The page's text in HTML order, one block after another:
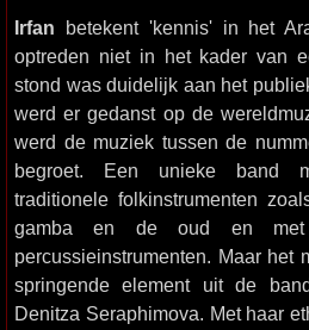
Irfan betekent 'kennis' in het
optreden niet in het kader van
stond was duidelijk aan het
werd er gedanst op de
werd de muziek tussen de
begroet. Een unieke band
traditionele folkinstrumenten
gamba en de oud en met
percussieinstrumenten. Maar het
springende element uit de
Denitza Seraphimova. Met haar